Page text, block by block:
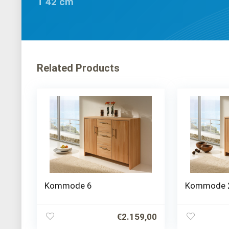
Related Products
Kommode 6
€2.159,00
Kommode